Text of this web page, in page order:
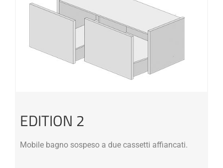
EDITION 2
Mobile bagno sospeso a due cassetti affiancati.